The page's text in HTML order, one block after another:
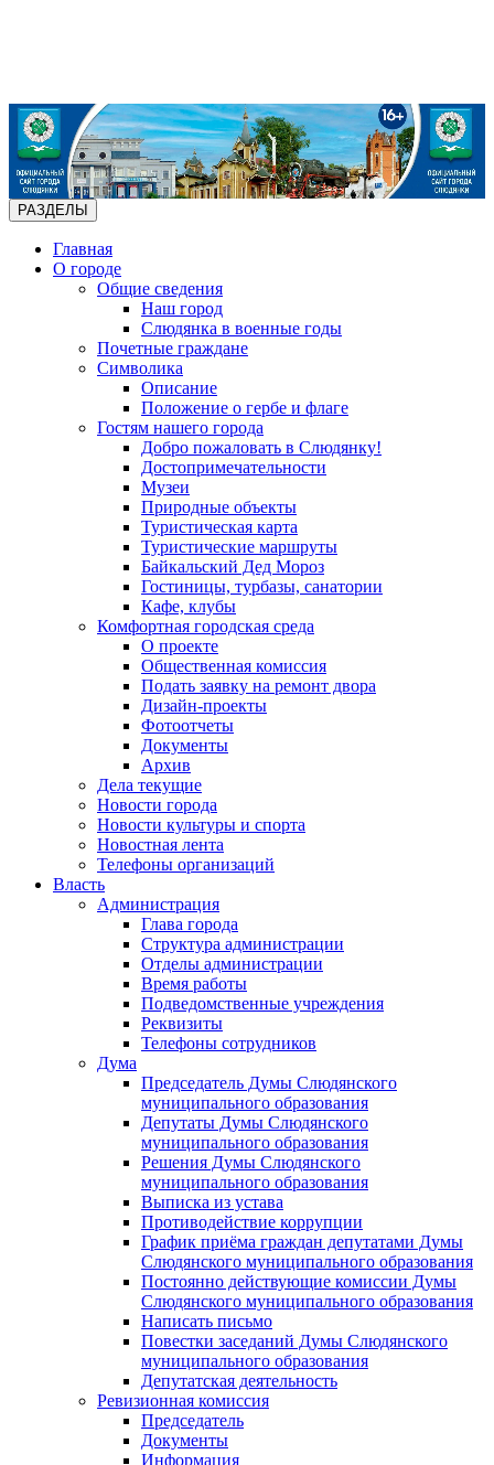
РАЗДЕЛЫ
Главная
О городе
Общие сведения
Наш город
Слюдянка в военные годы
Почетные граждане
Символика
Описание
Положение о гербе и флаге
Гостям нашего города
Добро пожаловать в Слюдянку!
Достопримечательности
Музеи
Природные объекты
Туристическая карта
Туристические маршруты
Байкальский Дед Мороз
Гостиницы, турбазы, санатории
Кафе, клубы
Комфортная городская среда
О проекте
Общественная комиссия
Подать заявку на ремонт двора
Дизайн-проекты
Фотоотчеты
Документы
Архив
Дела текущие
Новости города
Новости культуры и спорта
Новостная лента
Телефоны организаций
Власть
Администрация
Глава города
Структура администрации
Отделы администрации
Время работы
Подведомственные учреждения
Реквизиты
Телефоны сотрудников
Дума
Председатель Думы Слюдянского
муниципального образования
Депутаты Думы Слюдянского
муниципального образования
Решения Думы Слюдянского
муниципального образования
Выписка из устава
Противодействие коррупции
График приёма граждан депутатами Думы
Слюдянского муниципального образования
Постоянно действующие комиссии Думы
Слюдянского муниципального образования
Написать письмо
Повестки заседаний Думы Слюдянского
муниципального образования
Депутатская деятельность
Ревизионная комиссия
Председатель
Документы
Информация